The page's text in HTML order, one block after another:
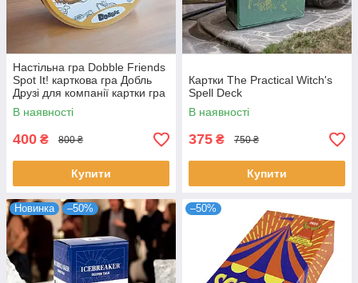
Настільна гра Dobble Friends
Spot It! карткова гра Добль
Друзі для компанії картки гра
для дорослих eng
В наявності
400 ₴ 800 ₴
Купити
Картки The Practical Witch's
Spell Deck
В наявності
375 ₴ 750 ₴
Купити
Новинка –50% –50%